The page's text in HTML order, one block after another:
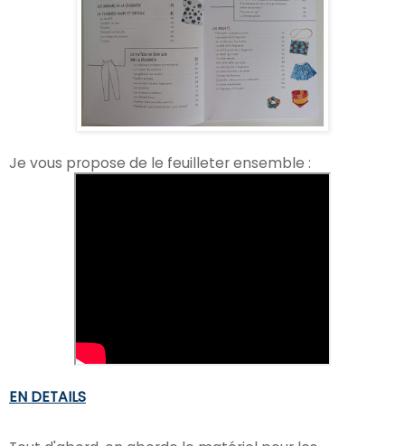
Je vous propose de le feuilleter ensemble :
EN DETAILS